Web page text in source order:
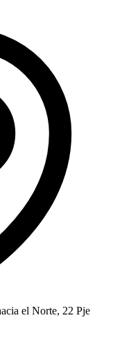
el Norte, 22 Pje